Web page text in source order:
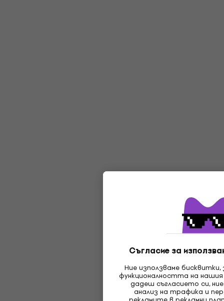
Съгласие за
Ние използваме
функционалността на
дадеш съгласието си,
анализ на трафика и